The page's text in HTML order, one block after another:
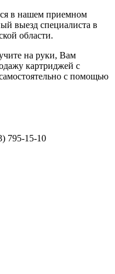
в нашем приемном
выезд специалиста в
области.
на руки, Вам
картриджей с
с помощью
795-15-10